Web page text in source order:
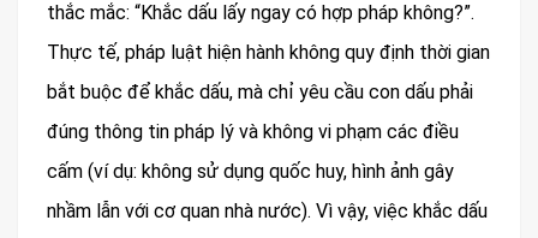
thắc mắc: “Khắc dấu lấy ngay có hợp pháp không?”.
Thực tế, pháp luật hiện hành không quy định thời gian
bắt buộc để khắc dấu, mà chỉ yêu cầu con dấu phải
đúng thông tin pháp lý và không vi phạm các điều
cấm (ví dụ: không sử dụng quốc huy, hình ảnh gây
nhầm lẫn với cơ quan nhà nước). Vì vậy, việc khắc dấu